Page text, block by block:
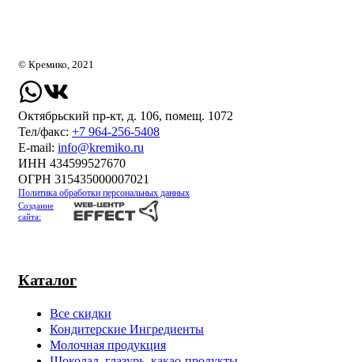
Каталог
Все скидки
Кондитерские Ингредиенты
Молочная продукция
© Кремико, 2021
Октябрьский пр-кт, д. 106, помещ. 1072
Тел/факс: +7 964-256-5408
Е-mail: info@kremiko.ru
ИНН 434599527670
ОГРН 315435000007021
Политика обработки персональных данных
Создание
сайта: